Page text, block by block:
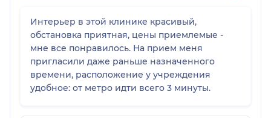
Интерьер в этой клинике красивый,
обстановка приятная, цены приемлемые -
мне все понравилось. На прием меня
пригласили даже раньше назначенного
времени, расположение у учреждения
удобное: от метро идти всего 3 минуты.